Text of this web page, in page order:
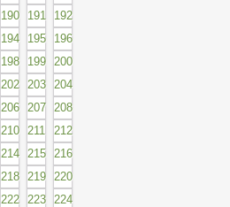
190 191
192
194 195
196
198 199
200
202 203
204
206 207
208
210 211
212
214 215
216
218 219
220
222 223
224